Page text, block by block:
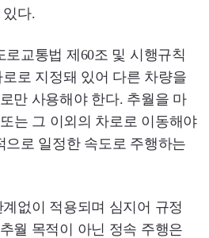
있다.
로교통법 제60조 및 시행규칙
로 지정돼 있어 다른 차량을
만 사용해야 한다. 추월을 마
는 그 이외의 차로로 이동해야
으로 일정한 속도로 주행하는
없이 적용되며 심지어 규정
월 목적이 아닌 정속 주행은